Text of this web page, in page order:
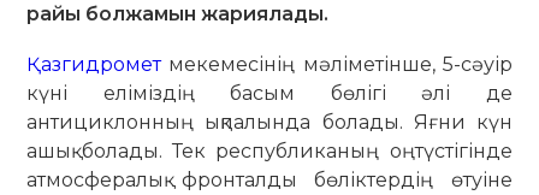
райы болжамын жариялады.
Қазгидрометмекемесінің мәліметінше, 5-сәуір
күні еліміздің басым бөлігі әлі де
антициклонның ықпалында болады. Яғни күн
ашық болады. Тек республиканың оңтүстігінде
атмосфералық фронталды бөліктердің өтуіне